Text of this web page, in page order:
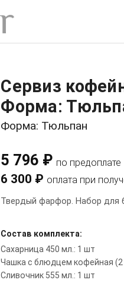
Сервиз
Форма:
Форма: Тюльпан
5 796 ₽ по предоплате
6 300 ₽ оплата при
Твердый фарфор. Набор для
Состав комплекта:
Сахарница 450 мл.: 1 шт
Чашка с блюдцем кофейная (2
Сливочник 555 мл.: 1 шт